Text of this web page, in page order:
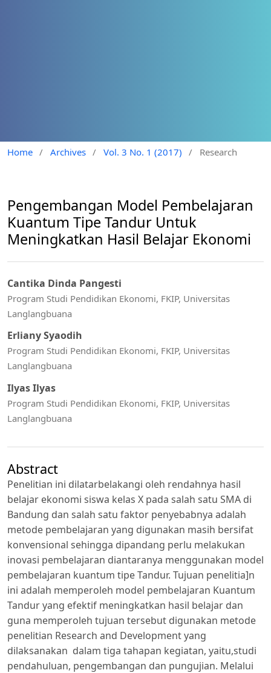
Home / Archives / Vol. 3 No. 1 (2017) / Research
Pengembangan Model Pembelajaran
Kuantum Tipe Tandur Untuk
Meningkatkan Hasil Belajar Ekonomi
Cantika Dinda Pangesti
Program Studi Pendidikan Ekonomi, FKIP, Universitas
Langlangbuana
Erliany Syaodih
Program Studi Pendidikan Ekonomi, FKIP, Universitas
Langlangbuana
Ilyas Ilyas
Program Studi Pendidikan Ekonomi, FKIP, Universitas
Langlangbuana
Abstract
Penelitian ini dilatarbelakangi oleh rendahnya hasil
belajar ekonomi siswa kelas X pada salah satu SMA di
Bandung dan salah satu faktor penyebabnya adalah
metode pembelajaran yang digunakan masih bersifat
konvensional sehingga dipandang perlu melakukan
inovasi pembelajaran diantaranya menggunakan model
pembelajaran kuantum tipe Tandur. Tujuan penelitia]n
ini adalah memperoleh model pembelajaran Kuantum
Tandur yang efektif meningkatkan hasil belajar dan
guna memperoleh tujuan tersebut digunakan metode
penelitian Research and Development yang
dilaksanakan dalam tiga tahapan kegiatan, yaitu,studi
pendahuluan, pengembangan dan pungujian. Melalui